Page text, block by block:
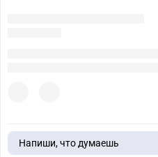
Напиши, что думаешь